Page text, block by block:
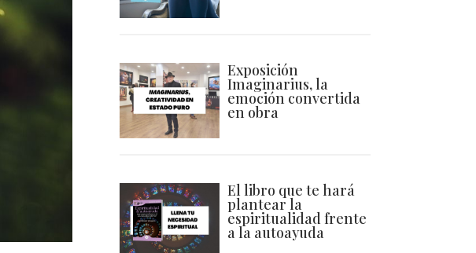
Exposición
Imaginarius, la
emoción convertida
en obra
El libro que te hará
plantear la
espiritualidad frente
a la autoayuda